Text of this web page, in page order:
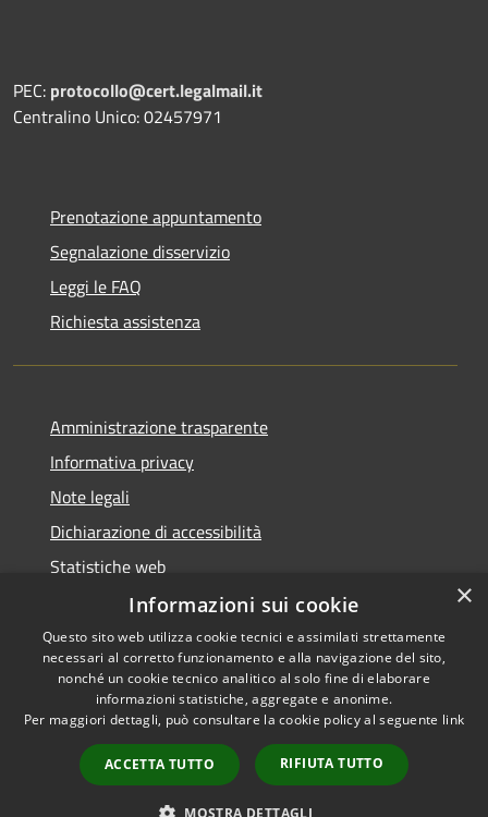
PEC: protocollo@cert.legalmail.it
Centralino Unico: 02457971
Prenotazione appuntamento
Segnalazione disservizio
Leggi le FAQ
Richiesta assistenza
Amministrazione trasparente
Informativa privacy
Note legali
Dichiarazione di accessibilità
Statistiche web
Accessibilità
Privacy
Mappa del sito
Copyright © 2026 • Comune di
Buccinasco • Powered by
Municipium•Accesso
redazione
×
Informazioni sui cookie
Questo sito web utilizza cookie tecnici e assimilati strettamente
necessari al corretto funzionamento e alla navigazione del sito,
nonché un cookie tecnico analitico al solo fine di elaborare
informazioni statistiche, aggregate e anonime.
Per maggiori dettagli, può consultare la cookie policy al seguente link
ACCETTA TUTTO RIFIUTA TUTTO
MOSTRA DETTAGLI